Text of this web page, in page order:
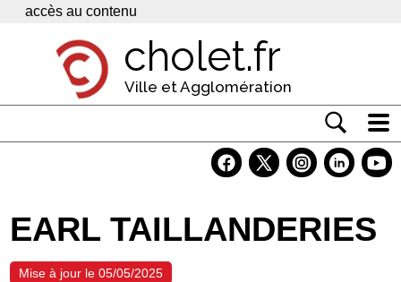
Panneau de gestion des cookies
accès au contenu
cholet.fr
Ville et Agglomération
Economie
Services
EARL TAILLANDERIES
Mise à jour le 05/05/2025